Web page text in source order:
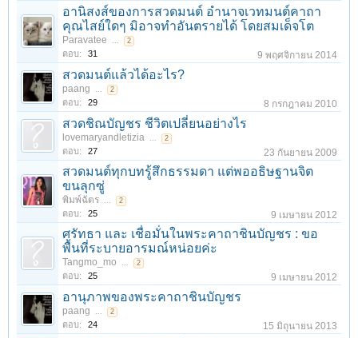
อานิสงส์ของการสวดมนต์ อำนาจเวทมนต์คาถา
คุณไสย์ใดๆ มิอาจทำอันตรายได้ โดยสมเด็จโต
Paravatee ... 2
ตอบ: 31 9 พฤศจิกายน 2014
สวดมนต์แล้วได้อะไร?
paang ... 2
ตอบ: 29 8 กรกฎาคม 2010
สวดชิณบัญชร ชีวิตเปลี่ยนอย่างไร
lovemaryandletizia ... 2
ตอบ: 27 23 กันยายน 2009
สวดมนต์ทุกบทรู้สึกธรรมดา แต่พออธิษฐานจิต
ขนลุกซู่
พิมพ์ฉัตร ... 2
ตอบ: 25 9 เมษายน 2012
ศรัทธา และ เชื่อมั่นในพระคาถาชินบัญชร : ขอ
พื้นที่ระบายอารมณ์หน่อยค่ะ
Tangmo_mo ... 2
ตอบ: 25 9 เมษายน 2012
อานุภาพของพระคาถาชินบัญชร
paang ... 2
ตอบ: 24 15 มิถุนายน 2013